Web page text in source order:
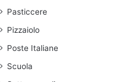
Pasticcere
Pizzaiolo
Poste Italiane
Scuola